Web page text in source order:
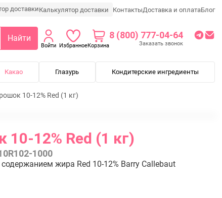
Калькулятор доставки КонтактыДоставка и оплатаБлог
Найти
Войти ИзбранноеКорзина
8 (800) 777-04-64
Заказать звонок
Какао Глазурь Кондитерские ингредиенты
10-12% Red (1 кг)
10-12% Red (1 кг)
1000
жира Red 10-12% Barry Callebaut